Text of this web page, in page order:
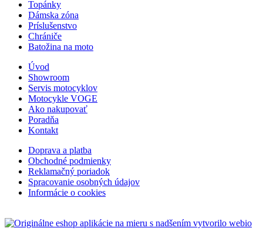
Topánky
Dámska zóna
Príslušenstvo
Chrániče
Batožina na moto
Úvod
Showroom
Servis motocyklov
Motocykle VOGE
Ako nakupovať
Poradňa
Kontakt
Doprava a platba
Obchodné podmienky
Reklamačný poriadok
Spracovanie osobných údajov
Informácie o cookies
s nadšením vytvorilo webio